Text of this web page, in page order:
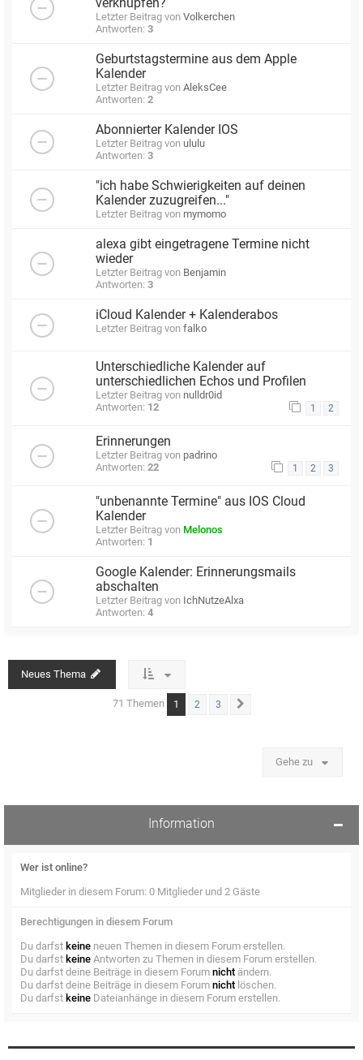
verknüpfen?
Letzter Beitrag von Volkerchen
Antworten: 3
Geburtstagstermine aus dem Apple
Kalender
Letzter Beitrag von AleksCee
Antworten: 2
Abonnierter Kalender IOS
Letzter Beitrag von ululu
Antworten: 3
"ich habe Schwierigkeiten auf deinen
Kalender zuzugreifen..."
Letzter Beitrag von mymomo
alexa gibt eingetragene Termine nicht
wieder
Letzter Beitrag von Benjamin
Antworten: 3
iCloud Kalender + Kalenderabos
Letzter Beitrag von falko
Unterschiedliche Kalender auf
unterschiedlichen Echos und Profilen
Letzter Beitrag von nulldr0id
Antworten: 12 1 2
Erinnerungen
Letzter Beitrag von padrino
Antworten: 22 1 2 3
"unbenannte Termine" aus IOS Cloud
Kalender
Letzter Beitrag von Melonos
Antworten: 1
Google Kalender: Erinnerungsmails
abschalten
Letzter Beitrag von IchNutzeAlxa
Antworten: 4
Neues Thema
71 Themen 1 2 3
Gehe zu
Information
Wer ist online?
Mitglieder in diesem Forum: 0 Mitglieder und 2 Gäste
Berechtigungen in diesem Forum
Du darfst keine neuen Themen in diesem Forum erstellen.
Du darfst keine Antworten zu Themen in diesem Forum erstellen.
Du darfst deine Beiträge in diesem Forum nicht ändern.
Du darfst deine Beiträge in diesem Forum nicht löschen.
Du darfst keine Dateianhänge in diesem Forum erstellen.